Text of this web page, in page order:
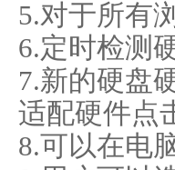
5.对于所有
6.定时检测
7.新的硬盘
适配硬件点
8.可以在电